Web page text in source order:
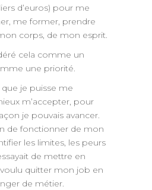
d’euros) pour me
me former, prendre
corps, de mon esprit.
cela comme un
une priorité.
je puisse me
m’accepter, pour
je pouvais avancer.
de fonctionner de mon
les limites, les peurs
de mettre en
voulu quitter mon job en
de métier.